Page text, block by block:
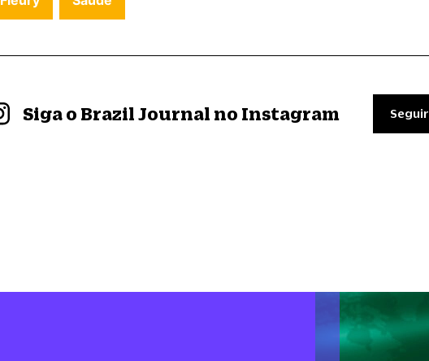
Siga o Brazil Journal no Instagram Seguir